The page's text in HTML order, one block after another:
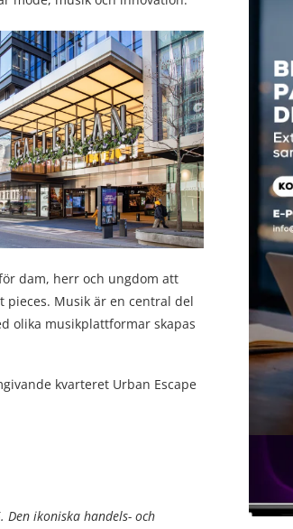
dam, herr och ungdom att
Musik är en central del
olika musikplattformar skapas
kvarteret Urban Escape
Den ikoniska handels- och